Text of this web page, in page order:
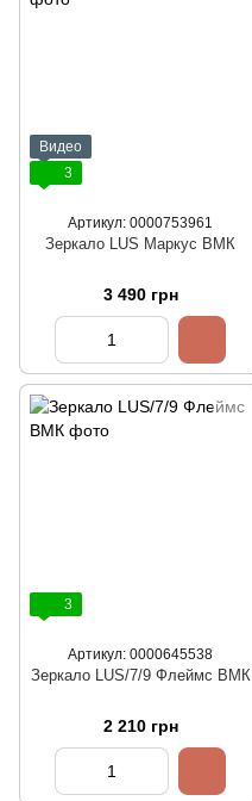
Видео
3
Артикул: 0000753961
Зеркало LUS Маркус ВМК
3 490 грн
3
Артикул: 0000645538
Зеркало LUS/7/9 Флеймс ВМК
2 210 грн